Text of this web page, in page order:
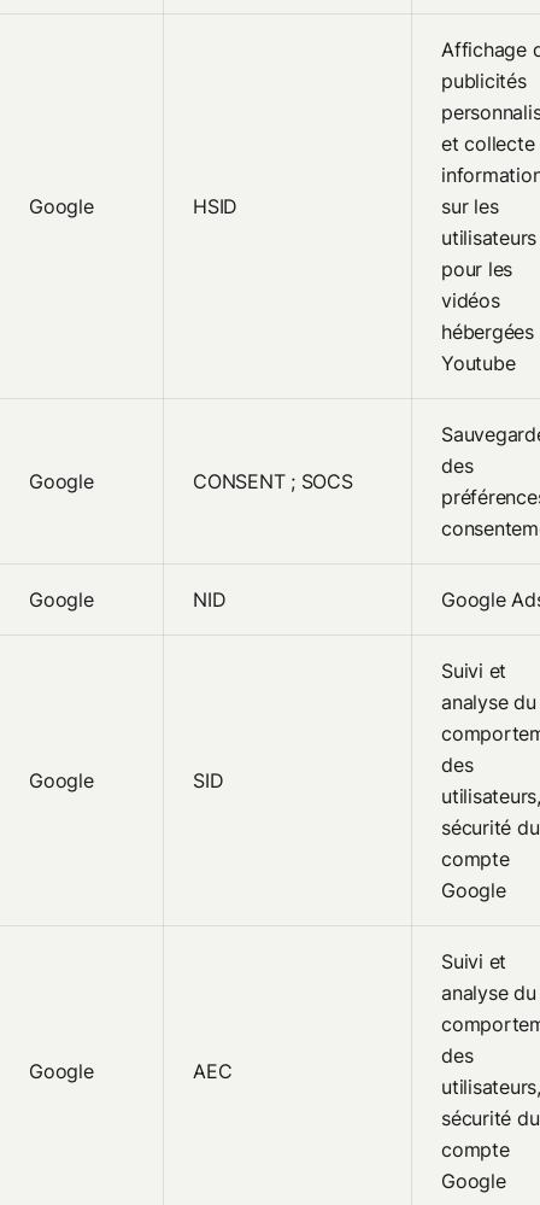
Google HSID
Affichage
publicités
et collecte
sur les
utilisateurs
pour les
vidéos
hébergées
Youtube
Google CONSENT ; SOCS
des
Google NID Google
Google SID
Suivi et
analyse du
des
utilisateurs,
sécurité du
compte
Google
Google AEC
Suivi et
analyse du
des
utilisateurs,
sécurité du
compte
Google